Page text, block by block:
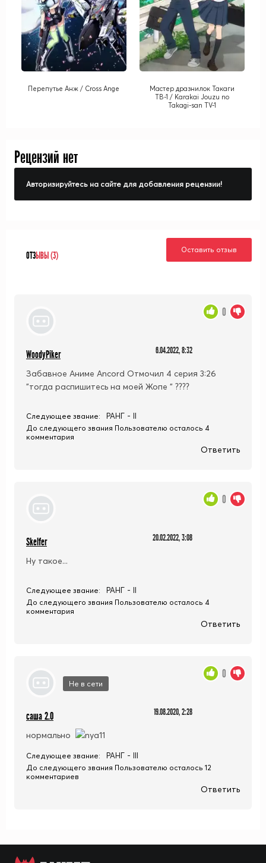
Перепутье Анж / Cross Ange
Мастер дразнилок Такаги
ТВ-1 / Karakai Jouzu no
Takagi-san TV-1
Рецензий нет
Авторизируйтесь на сайте для добавления рецензии!
ОТЗЫВЫ (3)
Оставить отзыв
WoodyPiker 6.04.2022, 8:32
Забавное Аниме Ancord Отмочил 4 серия 3:26
"тогда распишитесь на моей Жопе " ????
0
Следующее звание: РАНГ - II
До следующего звания Пользователю осталось 4
комментария
Ответить
Skelfer 20.02.2022, 3:08
Ну такое...
0
Следующее звание: РАНГ - II
До следующего звания Пользователю осталось 4
комментария
Ответить
Не в сети
саша 2.0 19.08.2020, 2:28
нормально
0
Следующее звание: РАНГ - III
До следующего звания Пользователю осталось 12
комментариев
Ответить